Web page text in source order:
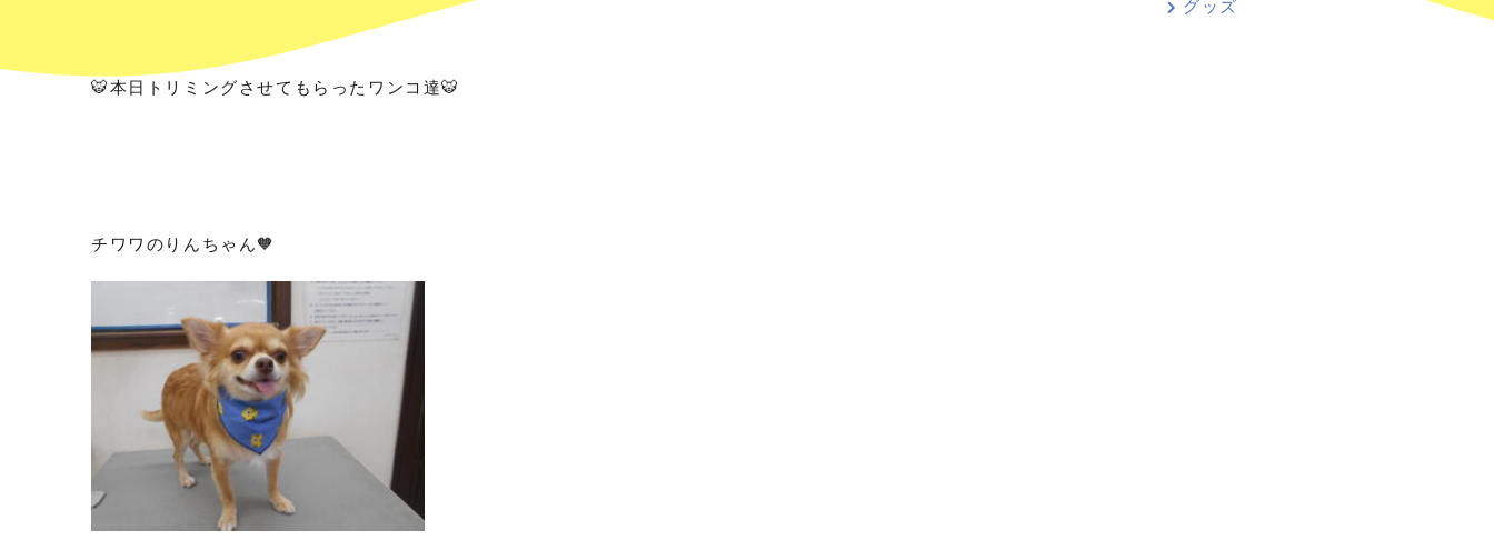
🐯本日トリミングさせてもらったワンコ達🐯
チワワのりんちゃん🧡
グッズ